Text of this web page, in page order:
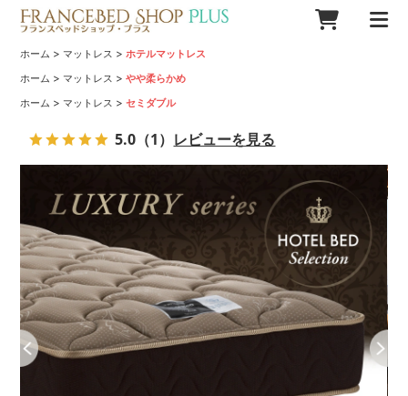
ホーム > マットレス > ホテルマットレス
ホーム > マットレス >やや柔らかめ
ホーム > マットレス >セミダブル
5.0 （1） レビューを見る